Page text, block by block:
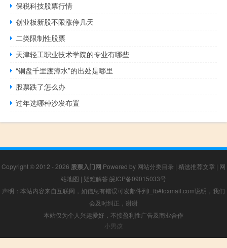
保税科技股票行情
创业板新股不限涨停几天
二类限制性股票
天津轻工职业技术学院的专业有哪些
“铜盘千里渡漳水”的出处是哪里
股票跌了怎么办
过年选哪种沙发布置
Copyright © 2012 - 2026 股票入门网 Powered by 网站分类目录 | 精选推荐文章 | 网
站地图 | 疑难解答 皖ICP备09015033号
声明：本站内容来自互联网，如信息有错误可发邮件到f_fb#foxmail.com说明，我们
会及时纠正，谢谢
本站仅为个人兴趣爱好，不接盈利性广告及商业合作
小男孩